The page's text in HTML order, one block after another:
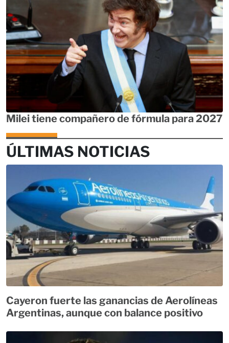
Milei tiene compañero de fórmula para 2027
ÚLTIMAS NOTICIAS
Cayeron fuerte las ganancias de Aerolíneas
Argentinas, aunque con balance positivo